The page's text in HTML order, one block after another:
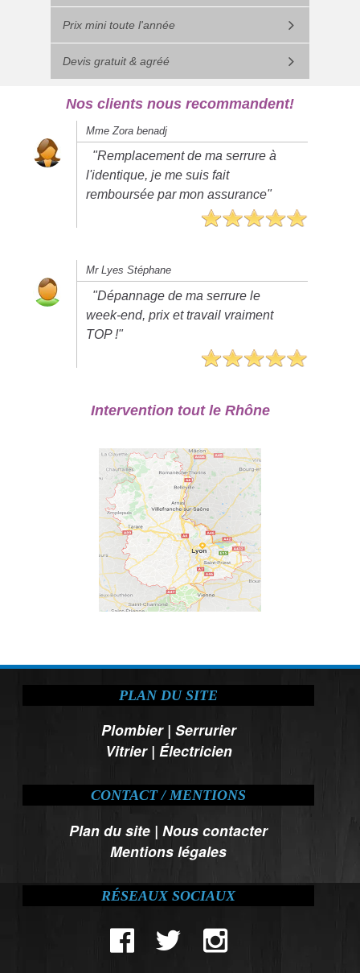
Prix mini toute l'année
Devis gratuit & agréé
Nos clients nous recommandent!
Mme Zora benadj
"Remplacement de ma serrure à
l'identique, je me suis fait
remboursée par mon assurance"
Mr Lyes Stéphane
"Dépannage de ma serrure le
week-end, prix et travail vraiment
TOP !"
Intervention tout le Rhône
PLAN DU SITE
Plombier| Serrurier
Vitrier| Électricien
CONTACT / MENTIONS
Plan du site |Nous contacter
Mentions légales
RÉSEAUX SOCIAUX